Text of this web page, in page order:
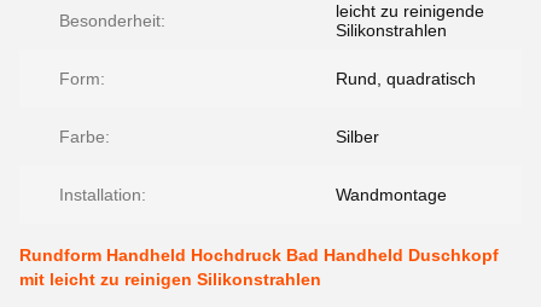
Besonderheit:
leicht zu reinigende
Silikonstrahlen
Form: Rund, quadratisch
Farbe: Silber
Installation: Wandmontage
Rundform Handheld Hochdruck Bad Handheld Duschkopf
mit leicht zu reinigen Silikonstrahlen